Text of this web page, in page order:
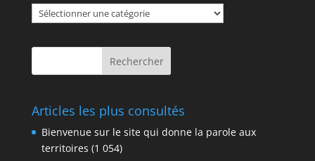
Catégories
Articles les plus consultés
Bienvenue sur le site qui donne la parole aux
territoires (1 054)